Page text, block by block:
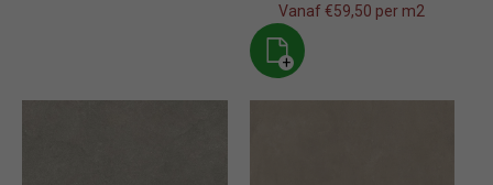
Vanaf €59,50 per m2
+